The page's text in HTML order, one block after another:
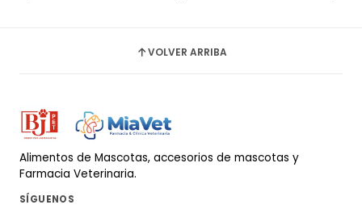
VOLVER ARRIBA
Alimentos de Mascotas, accesorios de mascotas y
Farmacia Veterinaria.
SÍGUENOS